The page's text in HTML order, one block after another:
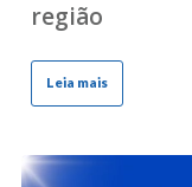
região
Leia mais